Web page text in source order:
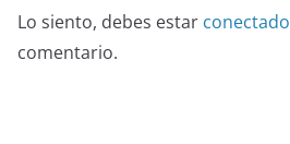
Lo siento, debes estar conectado
comentario.